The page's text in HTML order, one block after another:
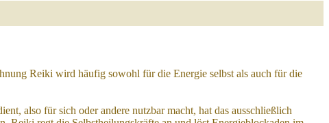
Reiki wird häufig sowohl für die Energie selbst als auch für die
also für sich oder andere nutzbar macht, hat das ausschließlich